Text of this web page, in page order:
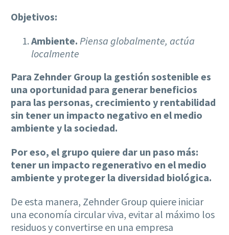
Objetivos:
Ambiente. Piensa globalmente, actúa
localmente
Para Zehnder Group la gestión sostenible es
una oportunidad para generar beneficios
para las personas, crecimiento y rentabilidad
sin tener un impacto negativo en el medio
ambiente y la sociedad.
Por eso, el grupo quiere dar un paso más:
tener un impacto regenerativo en el medio
ambiente y proteger la diversidad biológica.
De esta manera, Zehnder Group quiere iniciar
una economía circular viva, evitar al máximo los
residuos y convertirse en una empresa